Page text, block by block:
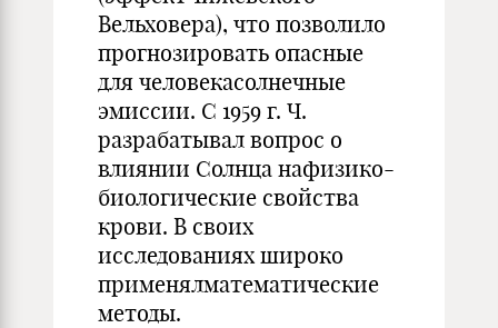
Вельховера), что позволило
прогнозировать опасные
для человекасолнечные
эмиссии. С 1959 г. Ч.
разрабатывал вопрос о
влиянии Солнца нафизико-
биологические свойства
крови. В своих
исследованиях широко
применялматематические
методы.